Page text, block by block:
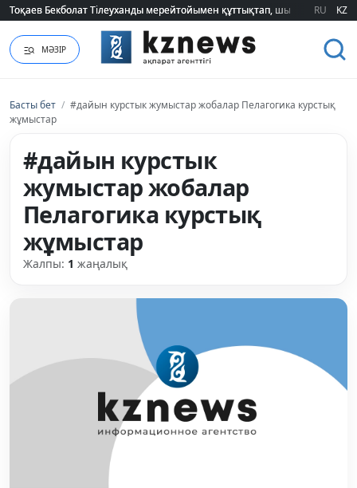
Тоқаев Бекболат Тілеуханды мерейтойымен құттықтап, шығармашылық
Тоқаев Бекболат Тілеуханды мерейтойымен құттықтап, шығармашылық
RU KZ
МӘЗІР
Басты бет / #дайын курстык жумыстар жобалар Пелагогика курстық
жұмыстар
#дайын курстык
жумыстар жобалар
Пелагогика курстық
жұмыстар
Жалпы: 1 жаңалық